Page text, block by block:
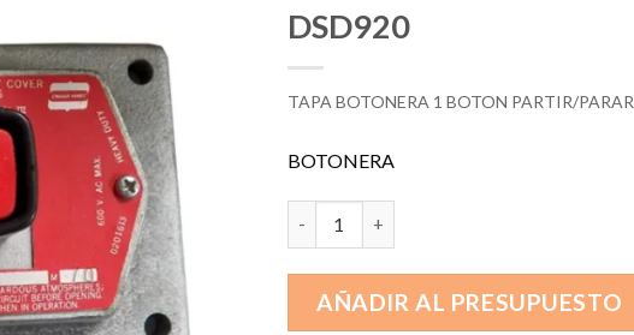
DSD920
TAPA BOTONERA 1 BOTON PARTIR/PARAR
BOTONERA
AÑADIR AL PRESUPUESTO